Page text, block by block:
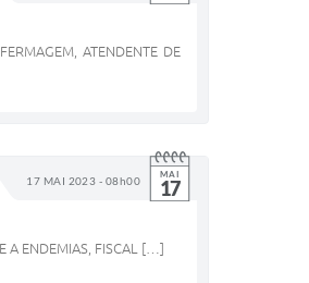
ATENDENTE DE
17 MAI 2023 - 08h00 MAI
17
A ENDEMIAS, FISCAL […]